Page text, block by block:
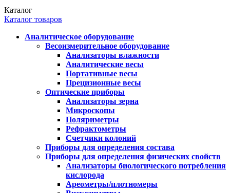
Каталог
Каталог товаров
Аналитическое оборудование
Весоизмерительное оборудование
Анализаторы влажности
Аналитические весы
Портативные весы
Прецизионные весы
Оптические приборы
Анализаторы зерна
Микроскопы
Поляриметры
Рефрактометры
Счетчики колоний
Приборы для определения состава
Приборы для определения физических свойств
Анализаторы биологического потребления
кислорода
Ареометры/плотномеры